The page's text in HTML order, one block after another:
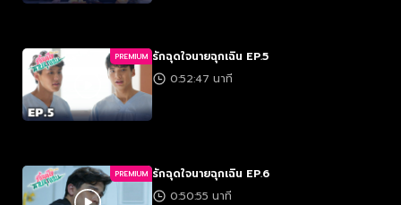
PREMIUM รักฉุดใจนายฉุกเฉิน EP.5
0:52:47 นาที
PREMIUM รักฉุดใจนายฉุกเฉิน EP.6
0:50:55 นาที